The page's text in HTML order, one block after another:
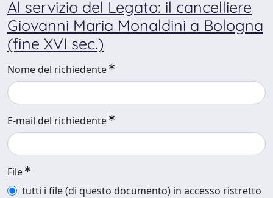
Al servizio del Legato: il cancelliere
Giovanni Maria Monaldini a Bologna
(fine XVI sec.)
Nome del richiedente
E-mail del richiedente
File
tutti i file (di questo documento) in accesso ristretto